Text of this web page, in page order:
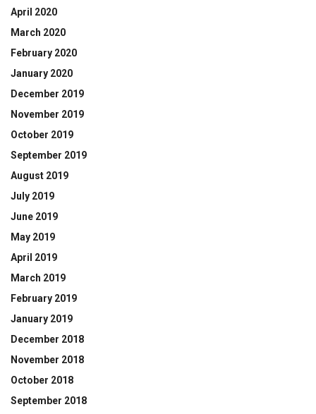
April 2020
March 2020
February 2020
January 2020
December 2019
November 2019
October 2019
September 2019
August 2019
July 2019
June 2019
May 2019
April 2019
March 2019
February 2019
January 2019
December 2018
November 2018
October 2018
September 2018